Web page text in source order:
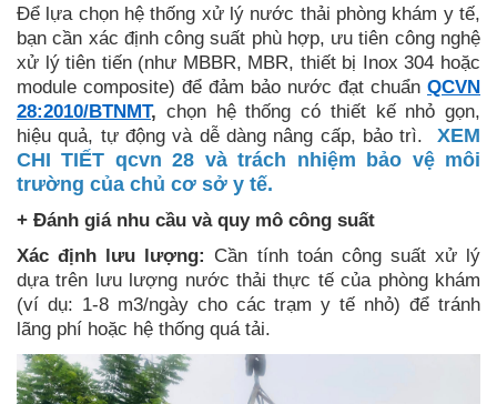
Để lựa chọn hệ thống xử lý nước thải phòng khám y tế,
bạn cần xác định công suất phù hợp, ưu tiên công nghệ
xử lý tiên tiến (như MBBR, MBR, thiết bị Inox 304 hoặc
module composite) để đảm bảo nước đạt chuẩn QCVN
28:2010/BTNMT, chọn hệ thống có thiết kế nhỏ gọn,
hiệu quả, tự động và dễ dàng nâng cấp, bảo trì. XEM
CHI TIẾT qcvn 28 và trách nhiệm bảo vệ môi
trường của chủ cơ sở y tế.
+ Đánh giá nhu cầu và quy mô công suất
Xác định lưu lượng: Cần tính toán công suất xử lý
dựa trên lưu lượng nước thải thực tế của phòng khám
(ví dụ: 1-8 m3/ngày cho các trạm y tế nhỏ) để tránh
lãng phí hoặc hệ thống quá tải.